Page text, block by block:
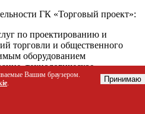
ГК «Торговый проект»:
по проектированию и
торговли и общественного
оборудованием
технологическое
оборудование и т.д.);
процессов и внедрения
Вашим браузером.
. Принимаю